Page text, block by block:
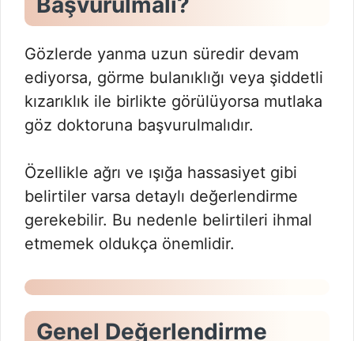
Gözlerde yanma uzun süredir devam
ediyorsa, görme bulanıklığı veya şiddetli
kızarıklık ile birlikte görülüyorsa mutlaka
göz doktoruna başvurulmalıdır.
Özellikle ağrı ve ışığa hassasiyet gibi
belirtiler varsa detaylı değerlendirme
gerekebilir. Bu nedenle belirtileri ihmal
etmemek oldukça önemlidir.
Genel Değerlendirme